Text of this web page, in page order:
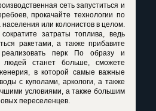
сеть запуститься и
прокачайте технологии по
или колонистов в целом.
затраты топлива, ведь
ракетами, а также прибавите
перк По образу и
людей станет больше, сможете
в которой самые важные
с куполами, аркологи, а также
условиями, а также большим
переселенцев.